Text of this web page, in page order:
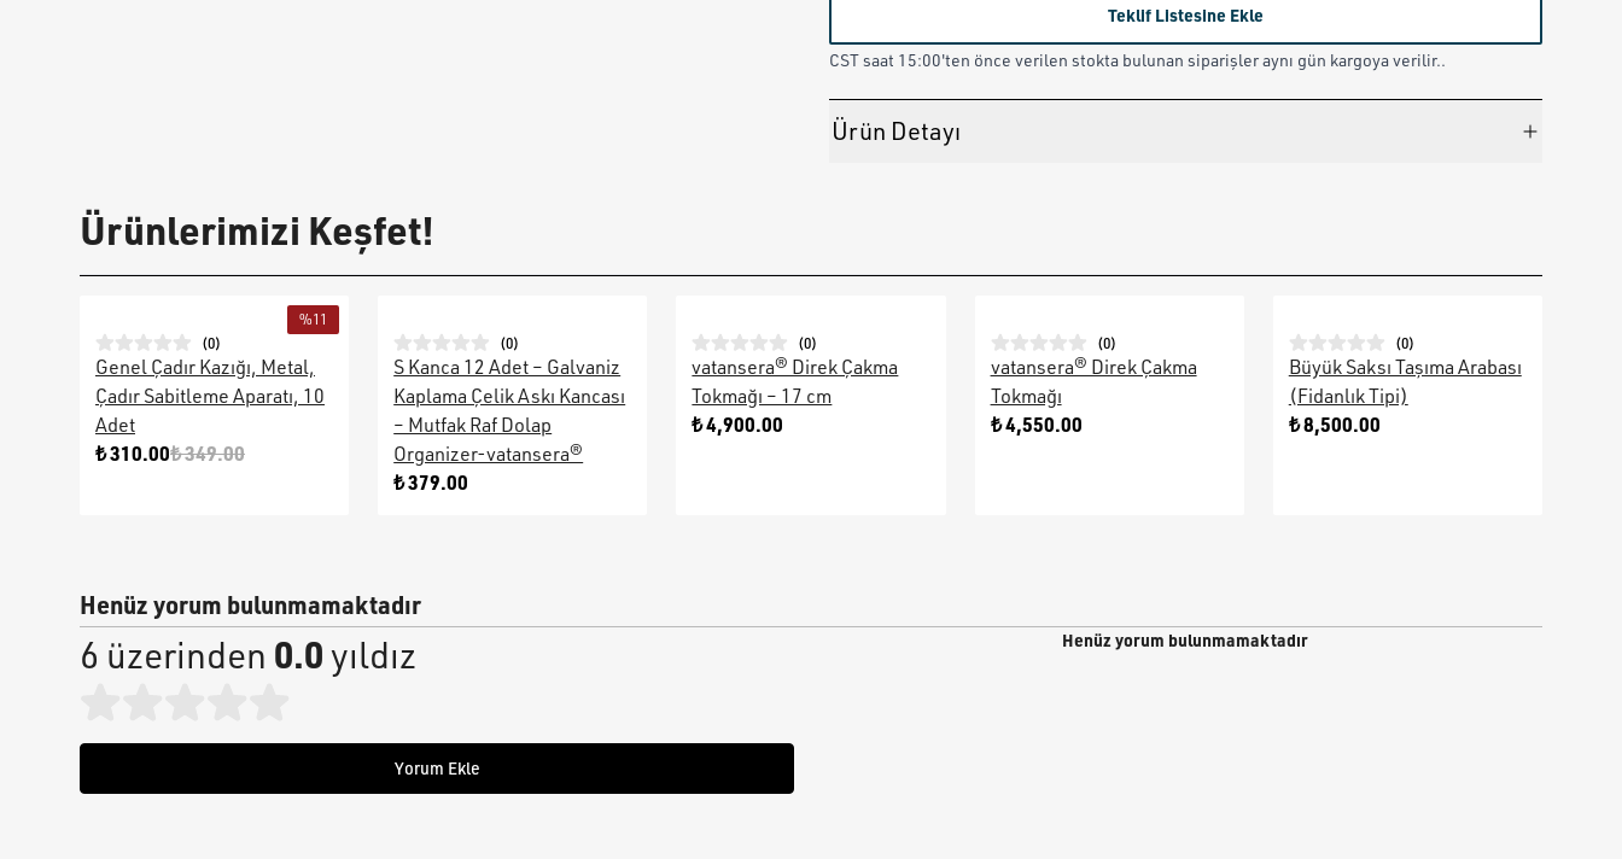
Teklif Listesine Ekle
CST saat 15:00'ten önce verilen stokta bulunan siparişler aynı gün kargoya verilir..
Ürün Detayı
Ürünlerimizi Keşfet!
%11
(0)
Genel Çadır Kazığı, Metal,
Çadır Sabitleme Aparatı, 10
Adet
₺ 310.00₺ 349.00
(0)
S Kanca 12 Adet – Galvaniz
Kaplama Çelik Askı Kancası
– Mutfak Raf Dolap
Organizer-vatansera®
₺ 379.00
(0)
vatansera® Direk Çakma
Tokmağı – 17 cm
₺ 4,900.00
(0)
vatansera® Direk Çakma
Tokmağı
₺ 4,550.00
(0)
Büyük Saksı Taşıma Arabası
(Fidanlık Tipi)
₺ 8,500.00
Henüz yorum bulunmamaktadır
6 üzerinden 0.0yıldız
Yorum Ekle
Henüz yorum bulunmamaktadır